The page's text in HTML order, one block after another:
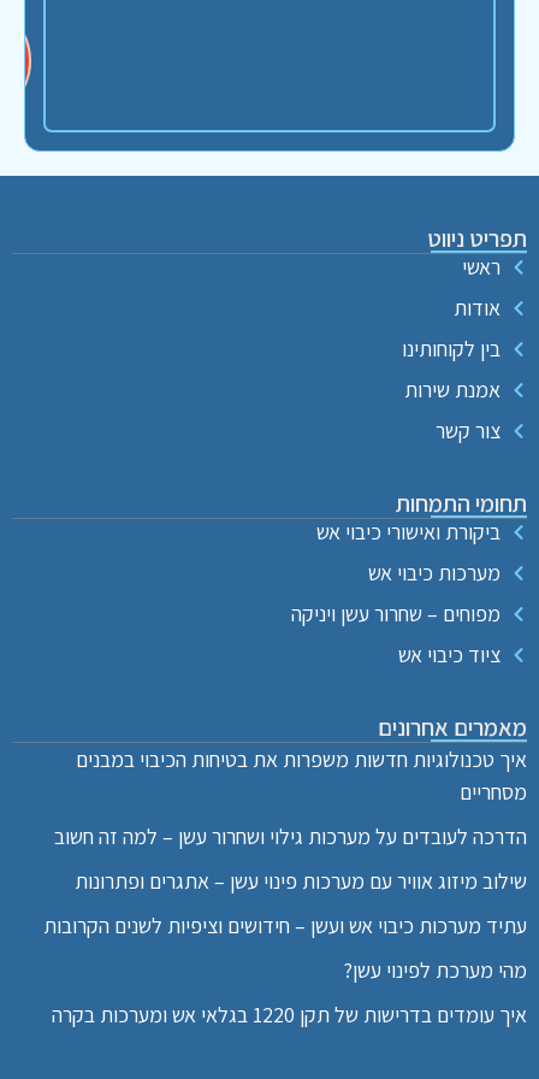
תפריט ניווט
ראשי
אודות
בין לקוחותינו
אמנת שירות
צור קשר
תחומי התמחות
ביקורת ואישורי כיבוי אש
מערכות כיבוי אש
מפוחים – שחרור עשן ויניקה
ציוד כיבוי אש
מאמרים אחרונים
איך טכנולוגיות חדשות משפרות את בטיחות הכיבוי במבנים
מסחריים
הדרכה לעובדים על מערכות גילוי ושחרור עשן – למה זה חשוב
שילוב מיזוג אוויר עם מערכות פינוי עשן – אתגרים ופתרונות
עתיד מערכות כיבוי אש ועשן – חידושים וציפיות לשנים הקרובות
מהי מערכת לפינוי עשן?
איך עומדים בדרישות של תקן 1220 בגלאי אש ומערכות בקרה